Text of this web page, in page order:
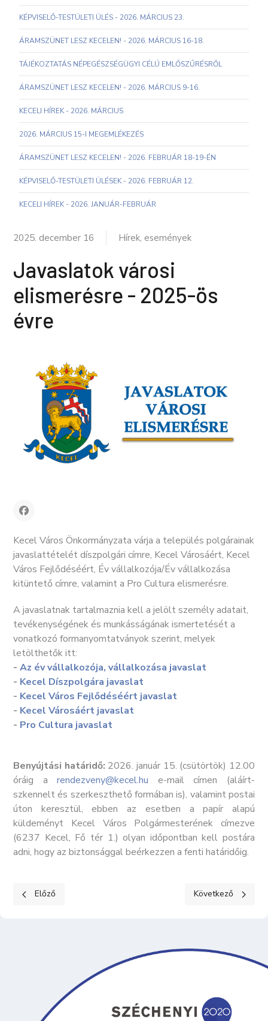
KÉPVISELŐ-TESTÜLETI ÜLÉS - 2026. MÁRCIUS 23.
ÁRAMSZÜNET LESZ KECELEN! - 2026. MÁRCIUS 16-18.
TÁJÉKOZTATÁS NÉPEGÉSZSÉGÜGYI CÉLÚ EMLŐSZŰRÉSRŐL
ÁRAMSZÜNET LESZ KECELEN! - 2026. MÁRCIUS 9-16.
KECELI HÍREK - 2026. MÁRCIUS
2026. MÁRCIUS 15-I MEGEMLÉKEZÉS
ÁRAMSZÜNET LESZ KECELEN! - 2026. FEBRUÁR 18-19-ÉN
KÉPVISELŐ-TESTÜLETI ÜLÉSEK - 2026. FEBRUÁR 12.
KECELI HÍREK - 2026. JANUÁR-FEBRUÁR
2025. december 16 Hírek, események
Javaslatok városi
elismerésre - 2025-ös
évre
Kecel Város Önkormányzata várja a település polgárainak
javaslattételét díszpolgári címre, Kecel Városáért, Kecel
Város Fejlődéséért, Év vállalkozója/Év vállalkozása
kitüntető címre, valamint a Pro Cultura elismerésre.
A javaslatnak tartalmaznia kell a jelölt személy adatait,
tevékenységének és munkásságának ismertetését a
vonatkozó formanyomtatványok szerint, melyek
letölthetők itt:
- Az év vállalkozója, vállalkozása javaslat
- Kecel Díszpolgára javaslat
- Kecel Város Fejlődéséért javaslat
- Kecel Városáért javaslat
- Pro Cultura javaslat
Benyújtási határidő: 2026. január 15. (csütörtök) 12.00
óráig arendezveny@kecel.hu e-mail címen (aláírt-
szkennelt és szerkeszthető formában is), valamint postai
úton keresztül, ebben az esetben a papír alapú
küldeményt Kecel Város Polgármesterének címezve
(6237 Kecel, Fő tér 1.) olyan időpontban kell postára
adni, hogy az biztonsággal beérkezzen a fenti határidőig.
Előző cikk: FOLYAMATOS INGATLANÁRVERÉSI HIRDETMÉNY -
Előző Következő cikk:
Következő